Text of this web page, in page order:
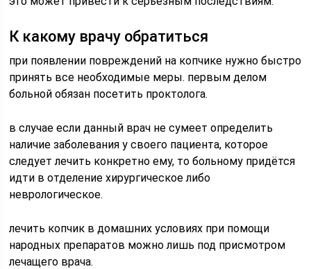
К какому врачу обратиться
при появлении повреждений на копчике нужно быстро
принять все необходимые меры. первым делом
больной обязан посетить проктолога.
в случае если данный врач не сумеет определить
наличие заболевания у своего пациента, которое
следует лечить конкретно ему, то больному придётся
идти в отделение хирургическое либо
неврологическое.
лечить копчик в домашних условиях при помощи
народных препаратов можно лишь под присмотром
лечащего врача.